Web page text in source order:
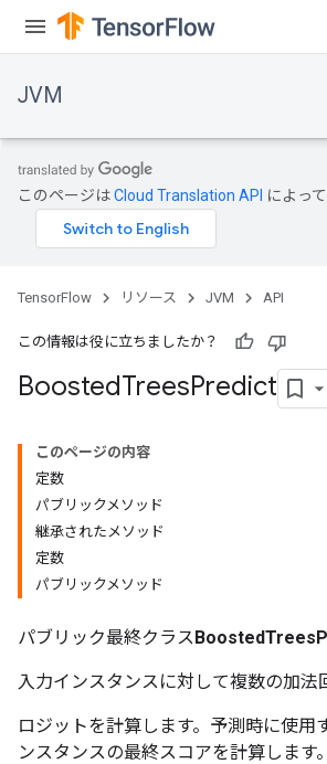
JVM
このページはCloud Translation API によっ
TensorFlow リソース JVM API
この情報は役に立ちましたか？
BoostedTreesPredict
このページの内容
定数
パブリックメソッド
継承されたメソッド
定数
パブリックメソッド
パブリック最終クラス
入力インスタンスに対して複数の加
ロジットを計算します。予測時に使
ンスタンスの最終スコアを計算します。